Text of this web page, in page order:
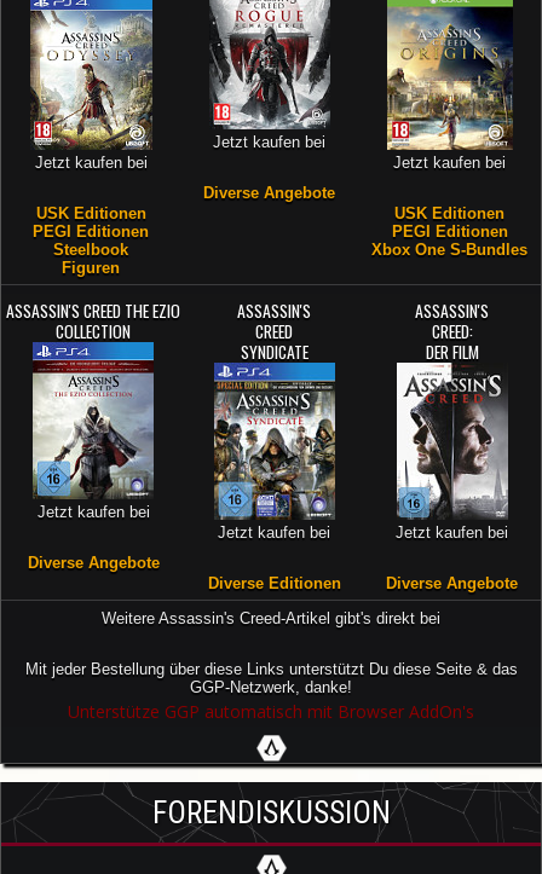
Jetzt kaufen bei
USK Editionen
PEGI Editionen
Steelbook
Figuren
Jetzt kaufen bei
Diverse Angebote
Jetzt kaufen bei
USK Editionen
PEGI Editionen
Xbox One S-Bundles
ASSASSIN'S CREED THE EZIO
COLLECTION
Jetzt kaufen bei
Diverse Angebote
ASSASSIN'S
CREED
SYNDICATE
Jetzt kaufen bei
Diverse Editionen
ASSASSIN'S
CREED:
DER FILM
Jetzt kaufen bei
Diverse Angebote
Weitere Assassin's Creed-Artikel gibt's direkt bei
Mit jeder Bestellung über diese Links unterstützt Du diese Seite & das
GGP-Netzwerk, danke!
Unterstütze GGP automatisch mit Browser AddOn's
FORENDISKUSSION